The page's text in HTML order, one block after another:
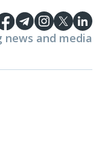
news and media